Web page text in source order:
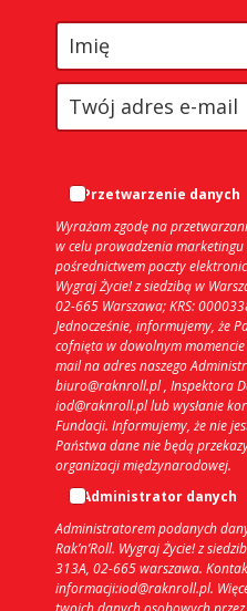
Przetwarzenie danych
Wyrażam zgodę na
w celu prowadzenia marketingu
pośrednictwem poczty
Wygraj Życie! z siedzibą w
02-665 Warszawa; KRS:
Jednocześnie, informujemy, że
cofnięta w dowolnym
mail na adres naszego
biuro@raknroll.pl , Inspektora
iod@raknroll.pl lub wysłanie
Fundacji. Informujemy, że nie
Państwa dane nie będą
organizacji międzynarodowej.
Administrator danych
Administratorem podanych
Rak’n’Roll. Wygraj Życie! z
313A, 02-665 warszawa.
informacji:iod@raknroll.pl.